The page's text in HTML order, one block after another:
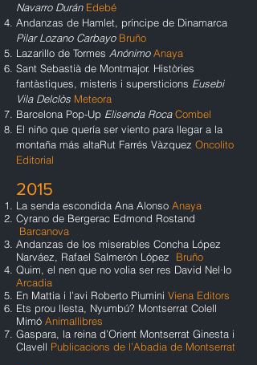
Navarro Durán Edebé
Andanzas de Hamlet, príncipe de Dinamarca
Pilar Lozano Carbayo Bruño
Lazarillo de Tormes AnónimoAnaya
Sant Sebastià de Montmajor. Històries
fantàstiques, misteris i supersticions Eusebi
Vila Delclòs Meteora
Barcelona Pop-Up Elisenda RocaCombel
El niño que quería ser viento para llegar a la
montaña más altaRut Farrés Vàzquez Oncolito
Editorial
2015
La senda escondida Ana Alonso Anaya
Cyrano de Bergerac Edmond Rostand
Barcanova
Andanzas de los miserables Concha López
Narváez, Rafael Salmerón López Bruño
Quim, el nen que no volia ser res David Nel·lo
Arcadia
En Mattia i l’avi Roberto Piumini Viena Editors
Ets prou llesta, Nyumbú? Montserrat Colell
Mimó Animallibres
Gaspara, la reina d’Orient Montserrat Ginesta i
Clavell Publicacions de l’Abadia de Montserrat